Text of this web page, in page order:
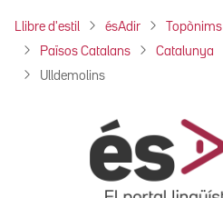
Llibre d'estil ésAdir Topònims
Països Catalans Catalunya
Ulldemolins